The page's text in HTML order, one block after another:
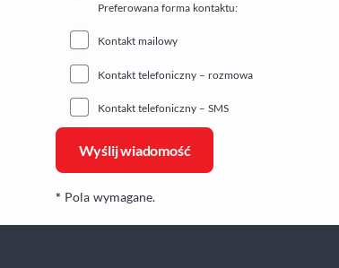
Preferowana forma kontaktu:
Kontakt mailowy
Kontakt telefoniczny – rozmowa
Kontakt telefoniczny – SMS
* Pola wymagane.